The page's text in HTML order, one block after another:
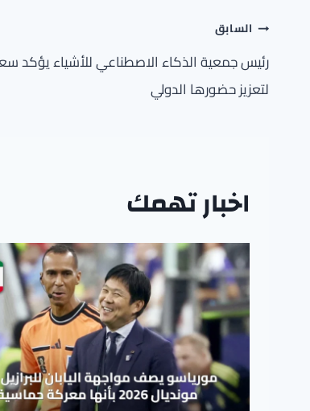
تصفّح
المقالات
السابق
رئيس جمعية الذكاء الاصطناعي للأشياء يؤكد
لتعزيز حضورها الدولي
اخبار تهمك